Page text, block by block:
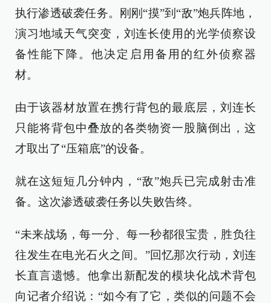
执行渗透破袭任务。刚刚“摸”到“敌”炮兵阵地，
演习地域天气突变，刘连长使用的光学侦察设
备性能下降。他决定启用备用的红外侦察器
材。
由于该器材放置在携行背包的最底层，刘连长
只能将背包中叠放的各类物资一股脑倒出，这
才取出了“压箱底”的设备。
就在这短短几分钟内，“敌”炮兵已完成射击准
备。这次渗透破袭任务以失败告终。
“未来战场，每一分、每一秒都很宝贵，胜负往
往发生在电光石火之间。”回忆那次行动，刘连
长直言遗憾。他拿出新配发的模块化战术背包
向记者介绍说：“如今有了它，类似的问题不会